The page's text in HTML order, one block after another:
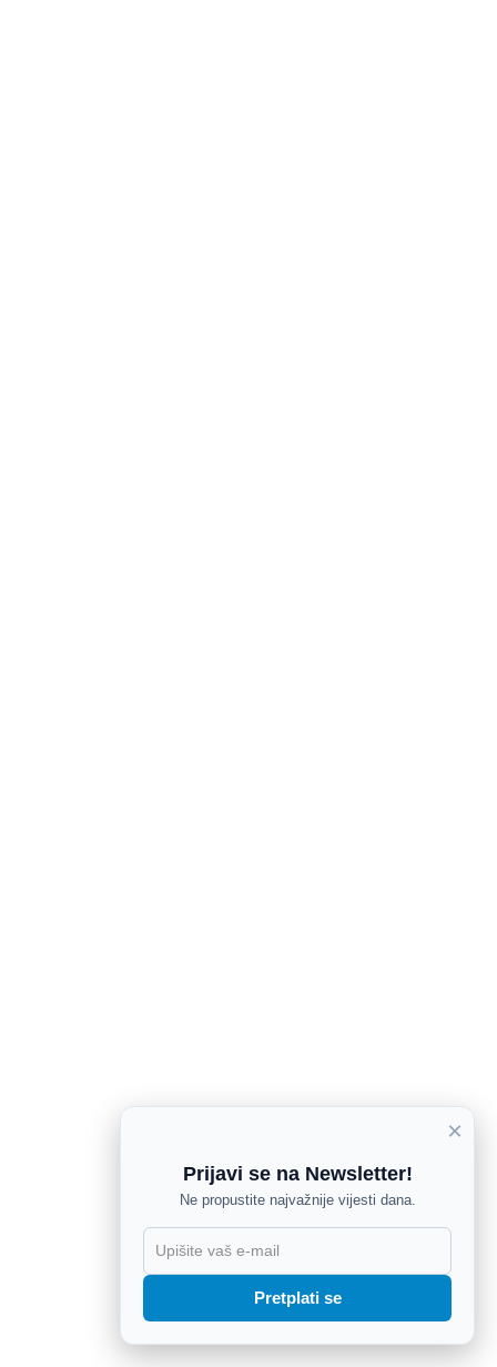
×
Prijavi se na Newsletter!
Ne propustite najvažnije vijesti dana.
Pretplati se